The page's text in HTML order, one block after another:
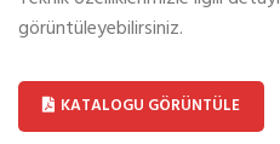
görüntüleyebilirsiniz.
KATALOGU GÖRÜNTÜLE